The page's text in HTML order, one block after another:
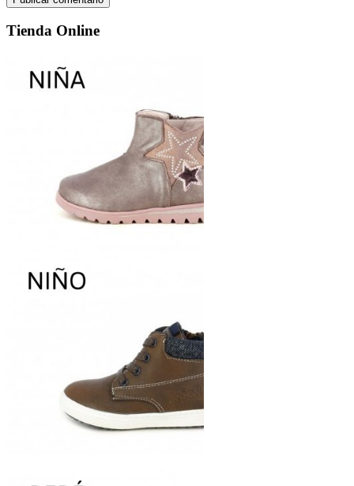
Tienda Online